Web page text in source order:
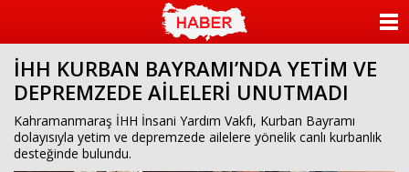
İHH KURBAN BAYRAMI’NDA YETİM VE
DEPREMZEDE AİLELERİ UNUTMADI
Kahramanmaraş İHH İnsani Yardım Vakfı, Kurban Bayramı
dolayısıyla yetim ve depremzede ailelere yönelik canlı kurbanlık
desteğinde bulundu.
KATEGORİLER